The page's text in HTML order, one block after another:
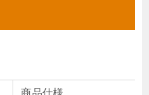
商品仕様